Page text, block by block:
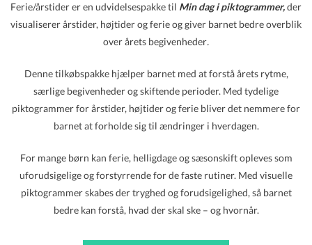
Ferie/årstider er en udvidelsespakke til Min dag i piktogrammer,der
visualiserer årstider, højtider og ferie og giver barnet bedre overblik
over årets begivenheder.
Denne tilkøbspakke hjælper barnet med at forstå årets rytme,
særlige begivenheder og skiftende perioder. Med tydelige
piktogrammer for årstider, højtider og ferie bliver det nemmere for
barnet at forholde sig til ændringer i hverdagen.
For mange børn kan ferie, helligdage og sæsonskift opleves som
uforudsigelige og forstyrrende for de faste rutiner. Med visuelle
piktogrammer skabes der tryghed og forudsigelighed, så barnet
bedre kan forstå, hvad der skal ske – og hvornår.